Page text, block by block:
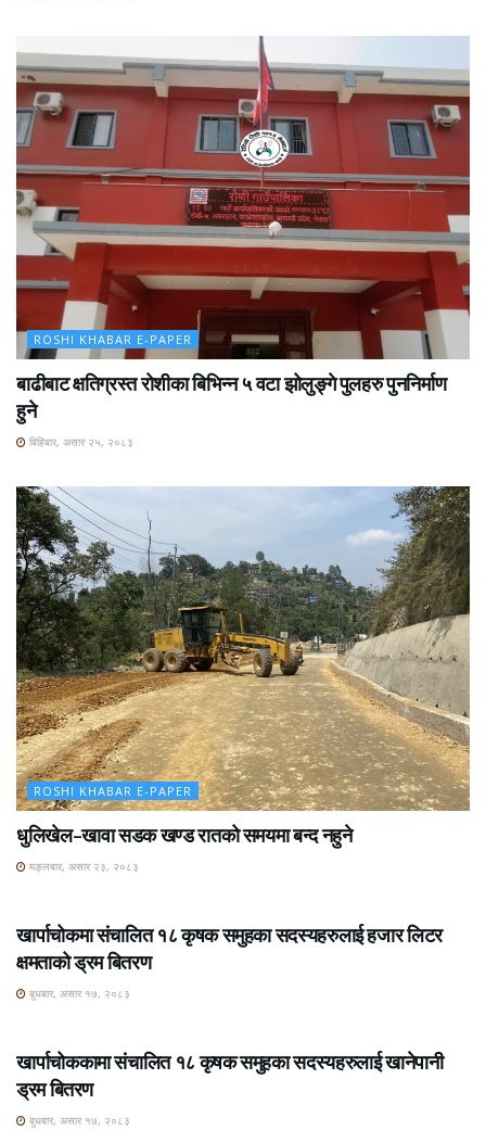
ROSHI KHABAR E-PAPER
बाढीबाट क्षतिग्रस्त रोशीका बिभिन्न ५ वटा झोलुङ्गे पुलहरु पुननिर्माण
हुने
बिहिबार, असार २५, २०८३
ROSHI KHABAR E-PAPER
धुलिखेल–खावा सडक खण्ड रातको समयमा बन्द नहुने
मङ्लबार, असार २३, २०८३
खार्पाचोकमा संचालित १८ कृषक समुहका सदस्यहरुलाई हजार लिटर
क्षमताको ड्रम बितरण
बुधबार, असार १७, २०८३
खार्पाचोककामा संचालित १८ कृषक समुहका सदस्यहरुलाई खानेपानी
ड्रम बितरण
बुधबार, असार १७, २०८३